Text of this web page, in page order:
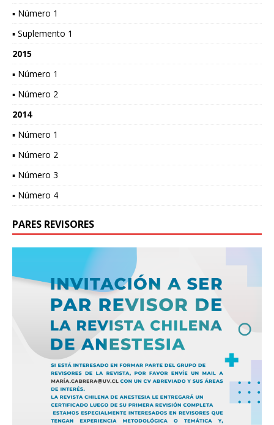
▪ Número 1
▪ Suplemento 1
2015
▪ Número 1
▪ Número 2
2014
▪ Número 1
▪ Número 2
▪ Número 3
▪ Número 4
PARES REVISORES